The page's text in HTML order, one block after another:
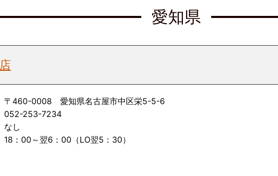
愛知県
〒460-0008 愛知県名古屋市中区栄5-5-6
052-253-7234
なし
18：00～翌6：00（LO翌5：30）